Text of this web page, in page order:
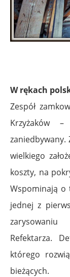
W rękach
Zespół
Krzyżaków
wielkiego
koszty, na
Wspominają o
jednej z
Refektarza.
którego
bieżących.